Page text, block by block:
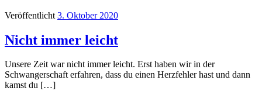
Veröffentlicht 3. Oktober 2020
Nicht immer leicht
Unsere Zeit war nicht immer leicht. Erst haben wir in der
Schwangerschaft erfahren, dass du einen Herzfehler hast und dann
kamst du […]